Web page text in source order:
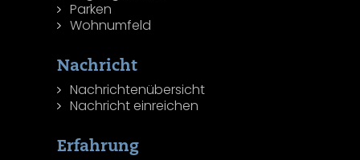
Parken
Wohnumfeld
Nachricht
Nachrichtenübersicht
Nachricht einreichen
Erfahrung